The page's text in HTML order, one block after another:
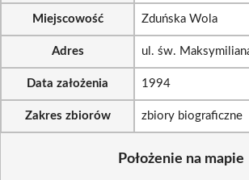
Miejscowość Zduńska Wola
Adres ul. św.
Data założenia 1994
Zakres zbiorów zbiory biograficzne
Położenie na mapie